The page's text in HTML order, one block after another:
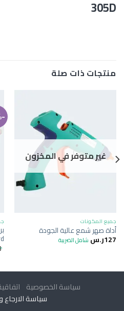
305D
منتجات ذات صلة
غير متوفر في المخزون
جميع المكونات
أداة صهر شمع عالية الجودة
127ر.س شامل الضريبة
-17%
سياسة الخصوصية
سياسة الارجاع